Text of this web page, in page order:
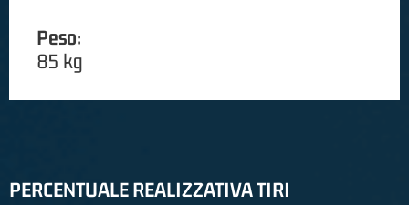
Peso:
85 kg
PERCENTUALE REALIZZATIVA TIRI